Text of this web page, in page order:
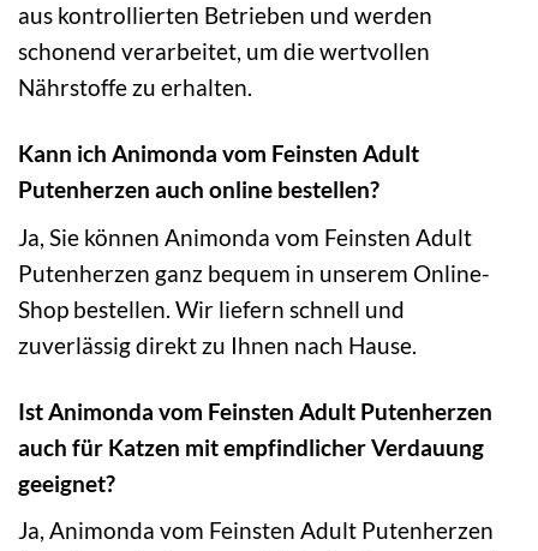
aus kontrollierten Betrieben und werden
schonend verarbeitet, um die wertvollen
Nährstoffe zu erhalten.
Kann ich Animonda vom Feinsten Adult
Putenherzen auch online bestellen?
Ja, Sie können Animonda vom Feinsten Adult
Putenherzen ganz bequem in unserem Online-
Shop bestellen. Wir liefern schnell und
zuverlässig direkt zu Ihnen nach Hause.
Ist Animonda vom Feinsten Adult Putenherzen
auch für Katzen mit empfindlicher Verdauung
geeignet?
Ja, Animonda vom Feinsten Adult Putenherzen